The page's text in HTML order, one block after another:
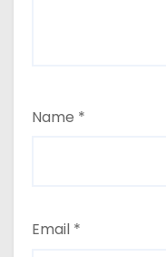
Name *
Email *